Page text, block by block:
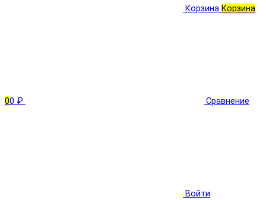
Корзина Корзина
00 ₽ Сравнение
Войти